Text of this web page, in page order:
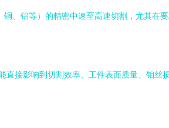
、铝等）的精密中速至高速切割，尤其在
直接影响到切割效率、工件表面质量、钼